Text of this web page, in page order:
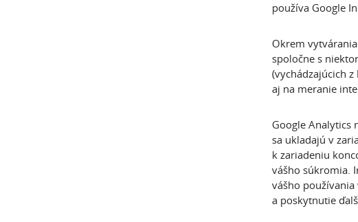
používa Google
Okrem
spoločne s
(vychádzajúcich
aj na meranie
Google Analytics
sa ukladajú v
k zariadeniu
vášho súkromia.
vášho
a poskytnutie